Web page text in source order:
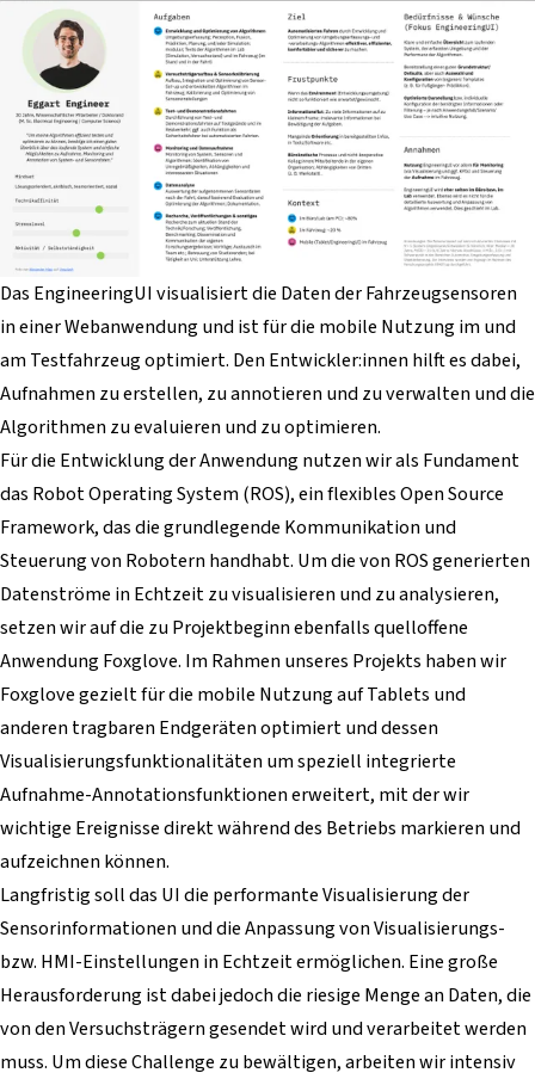
Das EngineeringUI visualisiert die Daten der Fahrzeugsensoren
in einer Webanwendung und ist für die mobile Nutzung im und
am Testfahrzeug optimiert. Den Entwickler:innen hilft es dabei,
Aufnahmen zu erstellen, zu annotieren und zu verwalten und die
Algorithmen zu evaluieren und zu optimieren.
Für die Entwicklung der Anwendung nutzen wir als Fundament
das Robot Operating System (ROS), ein flexibles Open Source
Framework, das die grundlegende Kommunikation und
Steuerung von Robotern handhabt. Um die von ROS generierten
Datenströme in Echtzeit zu visualisieren und zu analysieren,
setzen wir auf die zu Projektbeginn ebenfalls quelloffene
Anwendung Foxglove. Im Rahmen unseres Projekts haben wir
Foxglove gezielt für die mobile Nutzung auf Tablets und
anderen tragbaren Endgeräten optimiert und dessen
Visualisierungsfunktionalitäten um speziell integrierte
Aufnahme-Annotationsfunktionen erweitert, mit der wir
wichtige Ereignisse direkt während des Betriebs markieren und
aufzeichnen können.
Langfristig soll das UI die performante Visualisierung der
Sensorinformationen und die Anpassung von Visualisierungs-
bzw. HMI-Einstellungen in Echtzeit ermöglichen. Eine große
Herausforderung ist dabei jedoch die riesige Menge an Daten, die
von den Versuchsträgern gesendet wird und verarbeitet werden
muss. Um diese Challenge zu bewältigen, arbeiten wir intensiv